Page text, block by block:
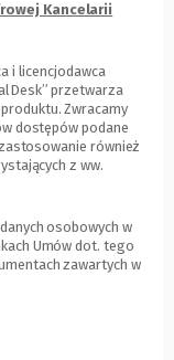
Kancelarii
i licencjodawca
przetwarza
Zwracamy
dostępów podane
również
z ww.
osobowych w
Umów dot. tego
zawartych w